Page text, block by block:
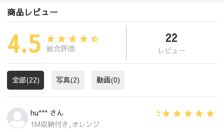
商品レビュー
4.5 総合評価
22
レビュー
全部(22) 写真(2) 動画(0)
hu*** さん 5
1M収納付き,オレンジ